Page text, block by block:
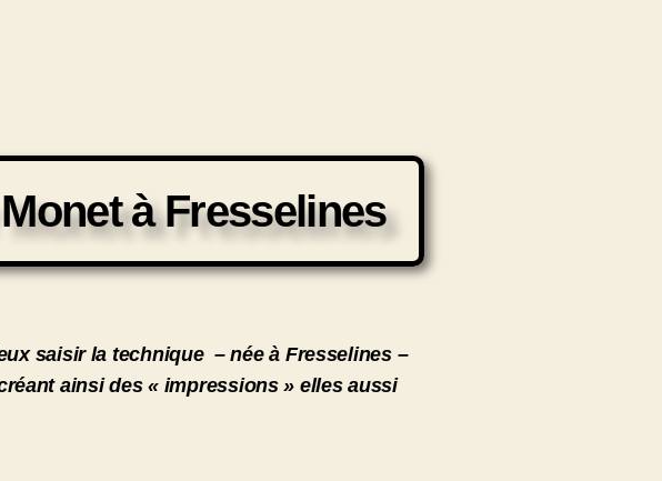
à Fresselines
saisir la technique – née à Fresselines –
ainsi des « impressions » elles aussi